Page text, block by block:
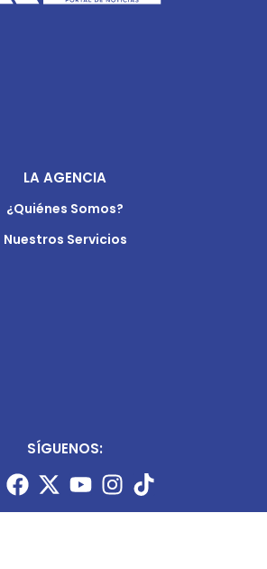
LA AGENCIA
¿Quiénes Somos?
Nuestros Servicios
SÍGUENOS: